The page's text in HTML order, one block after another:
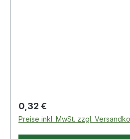
Regulärer Preis:
0,32 €
Preise inkl. MwSt. zzgl.